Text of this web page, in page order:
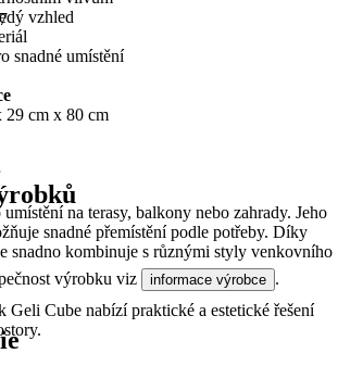
vzhled
snadné umístění
29 cm x 80 cm
na terasy, balkony nebo zahrady. Jeho
snadné přemístění podle potřeby. Díky
snadno kombinuje s různými styly venkovního
Geli Cube nabízí praktické a estetické řešení
výrobku viz informace výrobce .